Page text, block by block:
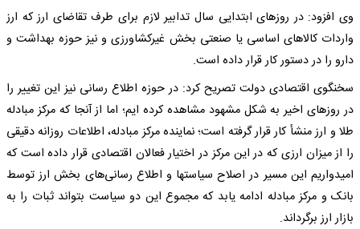
وی افزود: در روزهای ابتدایی سال تدابیر لازم برای طرف تقاضای ارز که ارز
واردات کالاهای اساسی یا صنعتی بخش غیرکشاورزی و نیز حوزه بهداشت و
دارو را در دستور کار قرار داده است.
سخنگوی اقتصادی دولت تصریح کرد: در حوزه اطلاع رسانی نیز این تغییر را
در روزهای اخیر به شکل مشهود مشاهده کرده ایم؛ اما از آنجا که مرکز مبادله
طلا و ارز منشأ کار قرار گرفته است؛ نماینده مرکز مبادله، اطلاعات روزانه دقیقی
را از میزان ارزی که در این مرکز در اختیار فعالان اقتصادی قرار داده است که
امیدواریم این مسیر در اصلاح سیاستها و اطلاع رسانی‌های بخش ارز توسط
بانک و مرکز مبادله ادامه یابد که مجموع این دو سیاست بتواند ثبات را به
بازار ارز برگرداند.